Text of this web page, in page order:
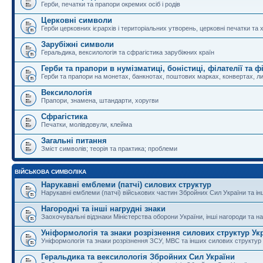
Герби, печатки та прапори окремих осіб і родів
Церковні символи
Герби церковних ієрархів і територіальних утворень, церковні печатки та
Зарубіжні символи
Геральдика, вексилологія та сфрагістика зарубіжних країн
Герби та прапори в нумізматиці, боністиці, філателії та
Герби та прапори на монетах, банкнотах, поштових марках, конвертах,
Вексилологія
Прапори, знамена, штандарти, хоругви
Сфрагістика
Печатки, молівдовули, клейма
Загальні питання
Зміст символів; теорія та практика; проблеми
ВІЙСЬКОВА СИМВОЛІКА
Нарукавні емблеми (патчі) силових структур
Нарукавні емблеми (патчі) військових частин Збройних Сил України та
Нагородні та інші нагрудні знаки
Заохочувальні відзнаки Міністерства оборони України, інші нагороди та
Уніформологія та знаки розрізнення силових структур
Уніформологія та знаки розрізнення ЗСУ, МВС та інших силових структур
Геральдика та вексилологія Збройних Сил України